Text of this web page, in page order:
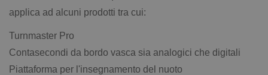
applica ad alcuni prodotti tra cui:
Turnmaster Pro
Contasecondi da bordo vasca sia analogici che digitali
Piattaforma per l'insegnamento del nuoto